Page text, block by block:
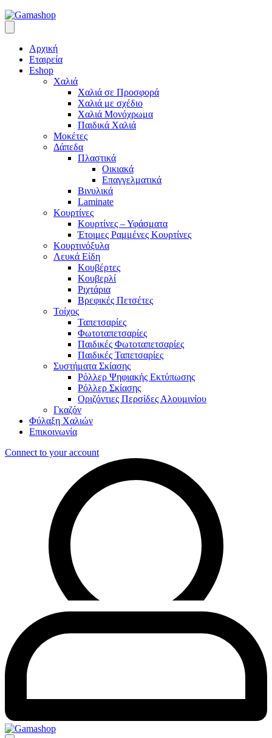
Αρχική
Εταιρεία
Eshop
Χαλιά
Χαλιά σε Προσφορά
Χαλιά με σχέδιο
Χαλιά Μονόχρωμα
Παιδικά Χαλιά
Μοκέτες
Δάπεδα
Πλαστικά
Οικιακά
Επαγγελματικά
Βινυλικά
Laminate
Κουρτίνες
Κουρτίνες – Υφάσματα
Έτοιμες Ραμμένες Κουρτίνες
Κουρτινόξυλα
Λευκά Είδη
Κουβέρτες
Κουβερλί
Ριχτάρια
Βρεφικές Πετσέτες
Τοίχος
Ταπετσαρίες
Φωτοταπετσαρίες
Παιδικές Φωτοταπετσαρίες
Παιδικές Ταπετσαρίες
Συστήματα Σκίασης
Ρόλλερ Ψηφιακής Εκτύπωσης
Ρόλλερ Σκίασης
Οριζόντιες Περσίδες Αλουμινίου
Γκαζόν
Φύλαξη Χαλιών
Επικοινωνία
Connect to your account